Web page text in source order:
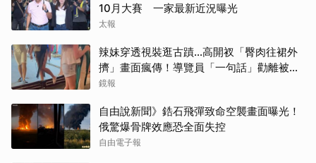
10月大賽 一家最新近況曝光
太報
辣妹穿透視裝逛古蹟…高開衩「臀肉往裙外
擠」畫面瘋傳！導覽員「一句話」勸離被狂
讚
鏡報
自由說新聞》鋯石飛彈致命空襲畫面曝光！
俄驚爆骨牌效應恐全面失控
自由電子報